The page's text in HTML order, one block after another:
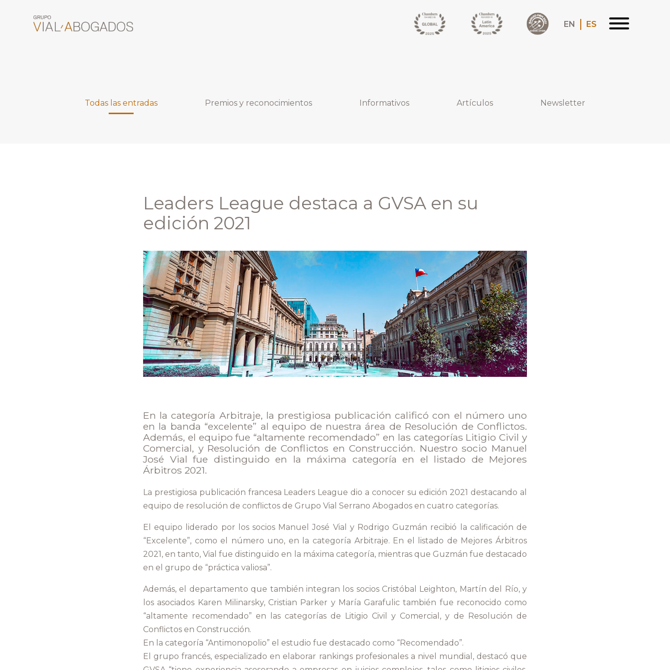
EN ES
Todas las entradas Premios y reconocimientos Informativos Artículos Newsletter
Leaders League destaca a GVSA en su
edición 2021
En la categoría Arbitraje, la prestigiosa publicación calificó con el número uno
en la banda “excelente” al equipo de nuestra área de Resolución de Conflictos.
Además, el equipo fue “altamente recomendado” en las categorías Litigio Civil y
Comercial, y Resolución de Conflictos en Construcción. Nuestro socio Manuel
José Vial fue distinguido en la máxima categoría en el listado de Mejores
Árbitros 2021.
La prestigiosa publicación francesa Leaders League dio a conocer su edición 2021 destacando al
equipo de resolución de conflictos de Grupo Vial Serrano Abogados en cuatro categorías.
El equipo liderado por los socios Manuel José Vial y Rodrigo Guzmán recibió la calificación de
“Excelente”, como el número uno, en la categoría Arbitraje. En el listado de Mejores Árbitros
2021, en tanto, Vial fue distinguido en la máxima categoría, mientras que Guzmán fue destacado
en el grupo de “práctica valiosa”.
Además, el departamento que también integran los socios Cristóbal Leighton, Martín del Río, y
los asociados Karen Milinarsky, Cristian Parker y María Garafulic también fue reconocido como
“altamente recomendado” en las categorías de Litigio Civil y Comercial, y de Resolución de
Conflictos en Construcción.
En la categoría “Antimonopolio” el estudio fue destacado como “Recomendado”.
El grupo francés, especializado en elaborar rankings profesionales a nivel mundial, destacó que